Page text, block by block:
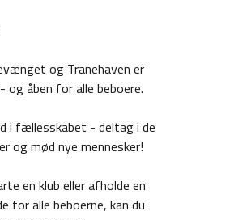
og Tranehaven er
og åben for alle beboere.
i fællesskabet - deltag i de
og mød nye mennesker!
en klub eller afholde en
alle beboerne, kan du